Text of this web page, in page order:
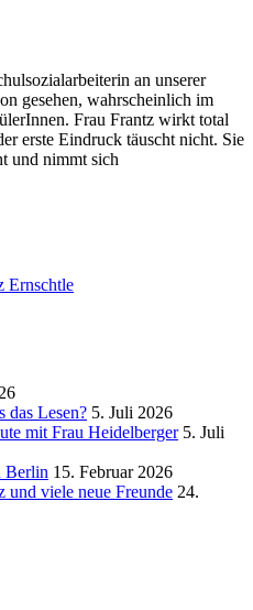
an unserer
gesehen, wahrscheinlich im
Frau Frantz wirkt total
erste Eindruck täuscht nicht. Sie
und nimmt sich
Ernschtle
das Lesen? 5. Juli 2026
mit Frau Heidelberger 5. Juli
Berlin 15. Februar 2026
und viele neue Freunde 24.